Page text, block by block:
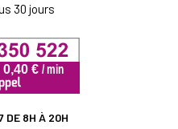
30 jours
DE 8H À 20H